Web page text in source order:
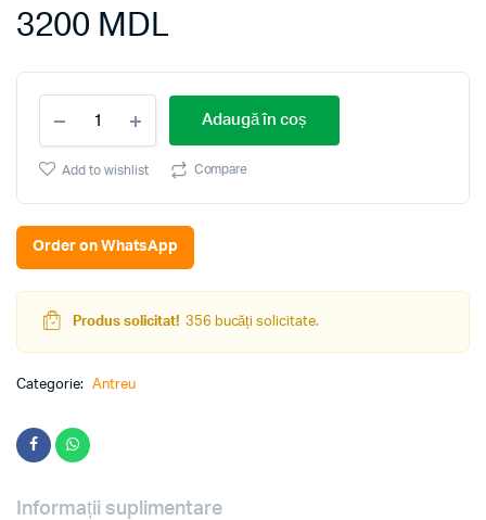
3200 MDL
BafiMob
P-
2
deschis
quantity
Adaugă în coș
Add to wishlist Compare
Order on WhatsApp
Produs solicitat! 356 bucăți solicitate.
Categorie: Antreu
Informații suplimentare